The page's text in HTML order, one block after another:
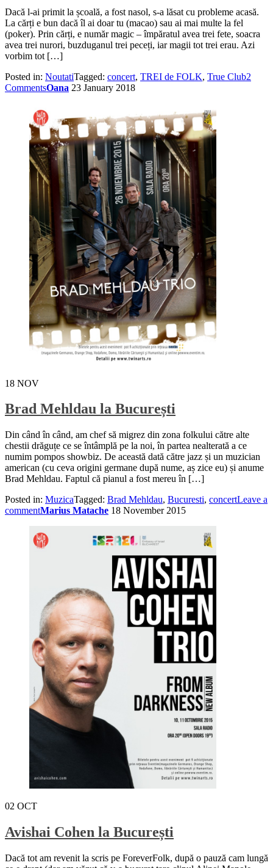
Dacă l-ai primit la școală, a fost nasol, s-a lăsat cu probleme acasă.
La cărți e bun dacă îl ai doar tu (macao) sau ai mai multe la fel
(poker). Prin cărți, e număr magic – împăratul avea trei fete, soacra
avea trei nurori, buzduganul trei peceți, iar magii tot trei erau. Azi
vorbim tot […]
Posted in: NoutatiTagged: concert, TREI de FOLK, True Club2
CommentsOana 23 January 2018
18 NOV
Brad Mehldau la București
Din când în când, am chef să migrez din zona folkului către alte
chestii drăguțe ce se întâmplă pe la noi, în partea nealterată a ce
numim pompos showbiz. De această dată către jazz și un muzician
american (cu ceva origini germane după nume, aș zice eu) și anume
Brad Mehldau. Faptul că pianul a fost mereu în […]
Posted in: MuzicaTagged: Brad Mehldau, Bucuresti, concertLeave a
commentMarius Matache 18 November 2015
02 OCT
Avishai Cohen la București
Dacă tot am revenit la scris pe ForeverFolk, după o pauză cam lungă